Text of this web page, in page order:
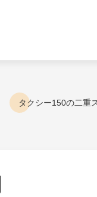
タクシー150の二重